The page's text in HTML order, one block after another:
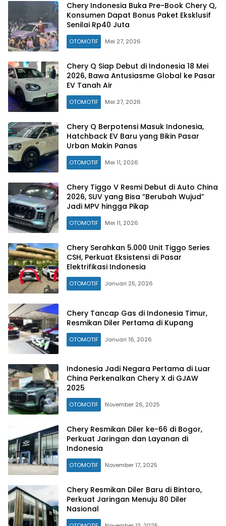
Chery Indonesia Buka Pre-Book Chery Q,
Konsumen Dapat Bonus Paket Eksklusif
Senilai Rp40 Juta
OTOMOTIF Mei 27, 2026
Chery Q Siap Debut di Indonesia 18 Mei
2026, Bawa Antusiasme Global ke Pasar
EV Tanah Air
OTOMOTIF Mei 27, 2026
Chery Q Berpotensi Masuk Indonesia,
Hatchback EV Baru yang Bikin Pasar
Urban Makin Panas
OTOMOTIF Mei 11, 2026
Chery Tiggo V Resmi Debut di Auto China
2026, SUV yang Bisa “Berubah Wujud”
Jadi MPV hingga Pikap
OTOMOTIF Mei 11, 2026
Chery Serahkan 5.000 Unit Tiggo Series
CSH, Perkuat Eksistensi di Pasar
Elektrifikasi Indonesia
OTOMOTIF Januari 25, 2026
Chery Tancap Gas di Indonesia Timur,
Resmikan Diler Pertama di Kupang
OTOMOTIF Januari 16, 2026
Indonesia Jadi Negara Pertama di Luar
China Perkenalkan Chery X di GJAW
2025
OTOMOTIF November 26, 2025
Chery Resmikan Diler ke-66 di Bogor,
Perkuat Jaringan dan Layanan di
Indonesia
OTOMOTIF November 17, 2025
Chery Resmikan Diler Baru di Bintaro,
Perkuat Jaringan Menuju 80 Diler
Nasional